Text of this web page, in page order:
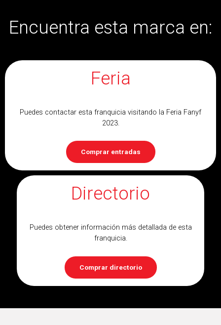
Encuentra esta marca en:
Feria
Puedes contactar esta franquicia visitando la Feria Fanyf
2023.
Comprar entradas
Directorio
Puedes obtener información más detallada de esta
franquicia.
Comprar directorio